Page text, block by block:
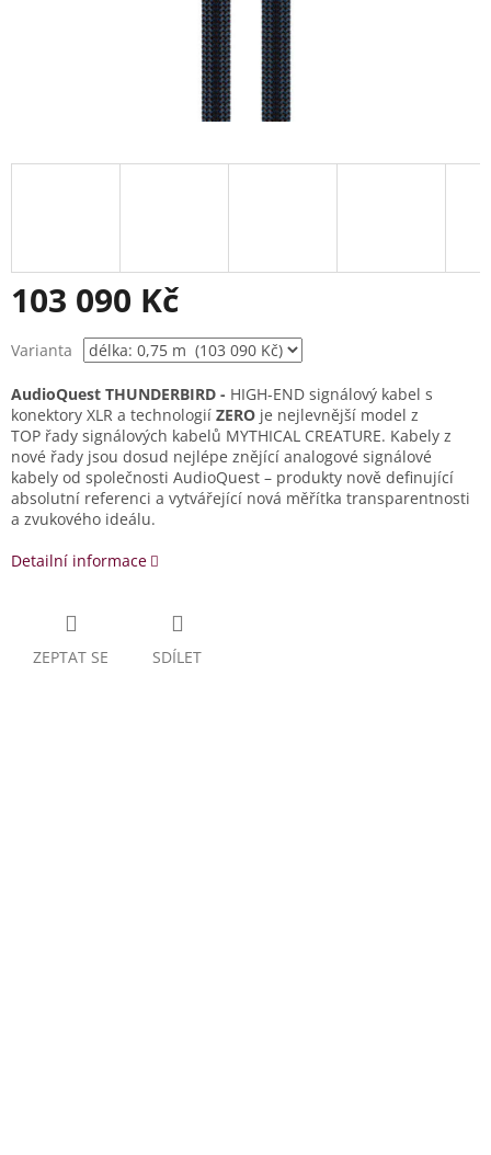
103 090 Kč
cena:
Varianta
AudioQuest THUNDERBIRD - HIGH-END signálový kabel s
konektory XLR a technologií ZERO je nejlevnější model z
TOP řady signálových kabelů MYTHICAL CREATURE. Kabely z
nové řady jsou dosud nejlépe znějící analogové signálové
kabely od společnosti AudioQuest – produkty nově definující
absolutní referenci a vytvářející nová měřítka transparentnosti
a zvukového ideálu.
Detailní informace
ZEPTAT SE SDÍLET